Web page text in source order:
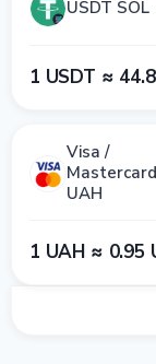
USDT SOL
1 USDT ≈
Visa /
Mastercard
UAH
1 UAH ≈ 0.95